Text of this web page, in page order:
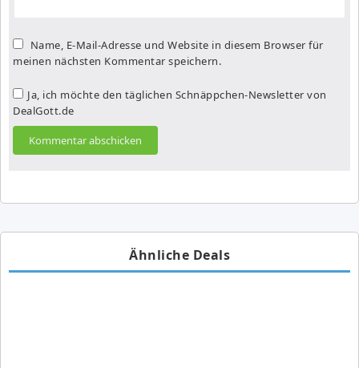
Name, E-Mail-Adresse und Website in diesem Browser für
meinen nächsten Kommentar speichern.
Ja, ich möchte den täglichen Schnäppchen-Newsletter von
DealGott.de
Ähnliche Deals